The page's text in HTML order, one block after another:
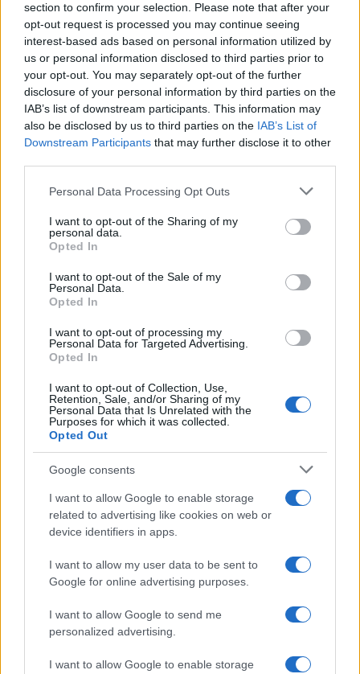
section to confirm your selection. Please note that after your
opt-out request is processed you may continue seeing
interest-based ads based on personal information utilized by
us or personal information disclosed to third parties prior to
your opt-out. You may separately opt-out of the further
disclosure of your personal information by third parties on the
IAB’s list of downstream participants. This information may
also be disclosed by us to third parties on the IAB’s List of
Downstream Participants that may further disclose it to other
Please note that this website/app uses one or more Google
not limited to your visit or usage behaviour. You may click to
grant or deny consent to Google and its third-party tags to
use your data for below specified purposes in below Google
consent section.
Personal Data Processing Opt Outs
I want to opt-out of the Sharing of my
personal data.
Opted In
I want to opt-out of the Sale of my
Personal Data.
Opted In
I want to opt-out of processing my
Personal Data for Targeted Advertising.
Opted In
I want to opt-out of Collection, Use,
Retention, Sale, and/or Sharing of my
Personal Data that Is Unrelated with the
Purposes for which it was collected.
Opted Out
Google consents
I want to allow Google to enable storage
related to advertising like cookies on web or
device identifiers in apps.
I want to allow my user data to be sent to
Google for online advertising purposes.
I want to allow Google to send me
personalized advertising.
I want to allow Google to enable storage
la fiera internazionale dedicata ai professionisti del
cleaning e della sanificazione, tornerà a
Fieramilano dal 27 al 29 maggio, mentre
INTRALOGISTICA ITALIA, unico evento in Italia
interamente dedicato al settore, si svolgerà dal 27
al 30 maggio 2025 nei padiglioni 6 e 10 di Fiera
Milano Rho. Non da meno, Print4All, manifestazione
di riferimento per il settore del printing e del
converting, ha programmato il suo ritorno a breve,
programma anch’essa dal 27 al 30 maggio 2025 a
Fiera Milano – Rho.
AiAdhubMedia